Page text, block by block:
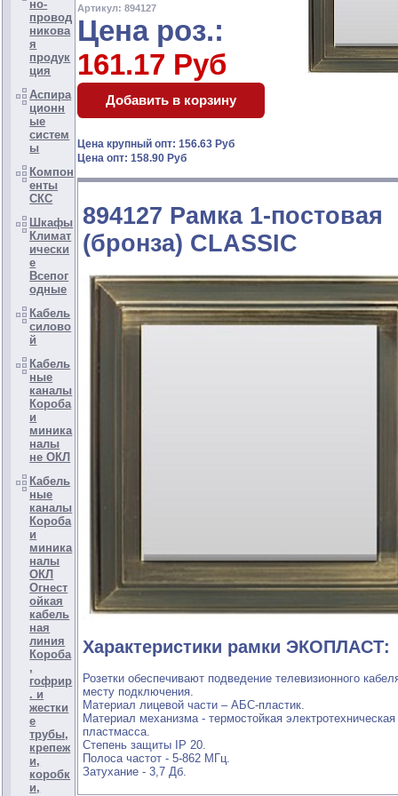
но-
провод
никова
я
продук
ция
Аспира
ционн
ые
систем
ы
Компон
енты
СКС
Шкафы
Климат
ически
е
Всепог
одные
Кабель
силово
й
Кабель
ные
каналы
Короба
и
миника
налы
не ОКЛ
Кабель
ные
каналы
Короба
и
миника
налы
ОКЛ
Огнест
ойкая
кабель
ная
линия
Короба
,
гофрир
. и
жестки
е
трубы,
крепеж
и,
коробк
и,
Артикул: 894127
Цена роз.:
161.17 Руб
Цена крупный опт: 156.63 Руб
Цена опт: 158.90 Руб
894127 Рамка 1-постовая
(бронза) CLASSIC
Характеристики рамки ЭКОПЛАСТ:
Розетки обеспечивают подведение телевизионного
месту подключения.
Материал лицевой части – АБС-пластик.
Материал механизма - термостойкая электротехническая
пластмасса.
Степень защиты IP 20.
Полоса частот - 5-862 МГц.
Затухание - 3,7 Дб.